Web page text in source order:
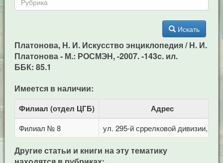
Искать
Платонова, Н. И. Искусство энциклопедия / Н. И.
Платонова - М.: РОСМЭН, -2007. -143c. ил.
ББК: 85.1
Имеется в наличии:
Филиал (отдел ЦГБ) Адрес
Филиал № 8 ул. 295-й сррелковой дивизии, 114
Другие статьи и книги на эту тематику